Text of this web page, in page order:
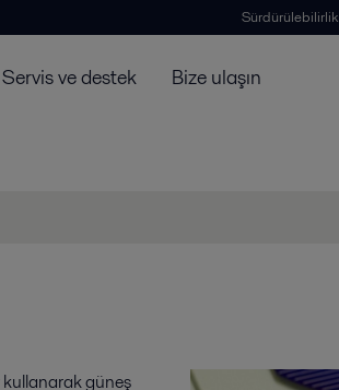
Sürdürülebilirlik
Servis ve destek Bize ulaşın
kullanarak güneş